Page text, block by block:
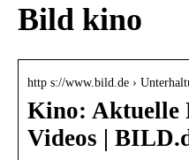
Bild kino
http s://www.bild.de ›
Kino: Aktuelle
Videos |